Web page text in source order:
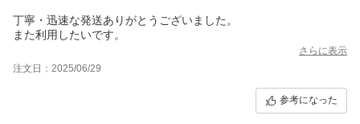
丁寧・迅速な発送ありがとうございました。
また利用したいです。
さらに表示
注文日：2025/06/29
参考になった